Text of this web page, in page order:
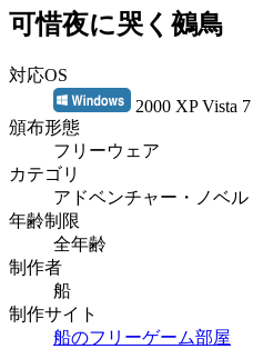
可惜夜に哭く鵺鳥
対応OS
2000 XP Vista
頒布形態
フリーウェア
カテゴリ
アドベンチャー・ノベル
年齢制限
全年齢
制作者
船
制作サイト
船のフリーゲーム部屋